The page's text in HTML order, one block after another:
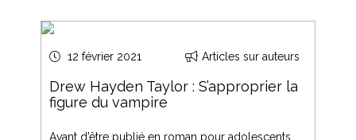
12 février 2021 Articles sur auteurs
Drew Hayden Taylor : S’approprier la
figure du vampire
Avant d’être publié en roman pour adolescents,